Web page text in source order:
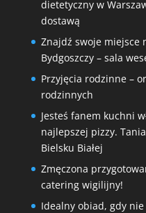
dietetyczny w
dostawą
Znajdź swoje miejsce
Bydgoszczy – sala
Przyjęcia rodzinne –
rodzinnych
Jesteś fanem kuchni
najlepszej pizzy.
Bielsku Białej
Zmęczona
catering wigilijny!
Idealny obiad, gdy